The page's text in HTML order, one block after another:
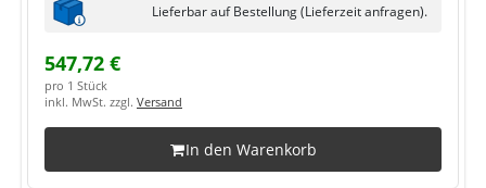
Lieferbar auf Bestellung (Lieferzeit anfragen).
547,72 €
pro 1 Stück
inkl. MwSt. zzgl. Versand
In den Warenkorb